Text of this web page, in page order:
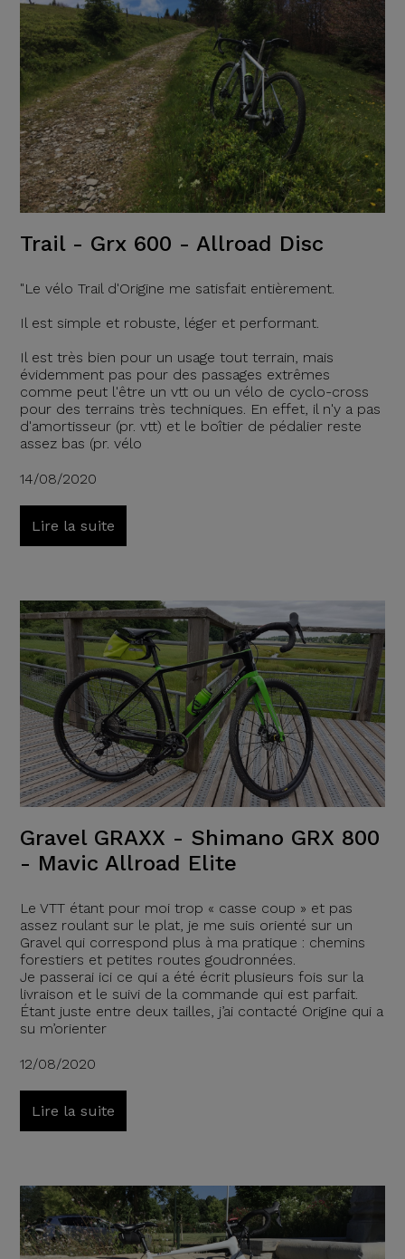
Trail - Grx 600 - Allroad Disc
"Le vélo Trail d'Origine me satisfait entièrement.
Il est simple et robuste, léger et performant.
Il est très bien pour un usage tout terrain, mais
évidemment pas pour des passages extrêmes
comme peut l'être un vtt ou un vélo de cyclo-cross
pour des terrains très techniques. En effet, il n'y a pas
d'amortisseur (pr. vtt) et le boîtier de pédalier reste
assez bas (pr. vélo
14/08/2020
Lire la suite
Gravel GRAXX - Shimano GRX 800
- Mavic Allroad Elite
Le VTT étant pour moi trop « casse coup » et pas
assez roulant sur le plat, je me suis orienté sur un
Gravel qui correspond plus à ma pratique : chemins
forestiers et petites routes goudronnées.
Je passerai ici ce qui a été écrit plusieurs fois sur la
livraison et le suivi de la commande qui est parfait.
Étant juste entre deux tailles, j’ai contacté Origine qui a
su m’orienter
12/08/2020
Lire la suite